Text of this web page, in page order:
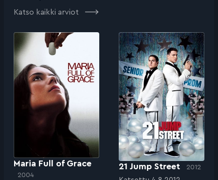
Katso kaikki arviot
Maria Full of Grace
2004
21 Jump Street 2012